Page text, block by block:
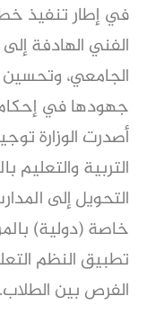
في إطار تنفيذ خطة
الفني الهادفة
الجامعي،
جهودها في إحكام
أصدرت الوزارة
التربية
التحويل إلى
خاصة (دولية)
تطبيق النظم
الفرص بين الطلاب.